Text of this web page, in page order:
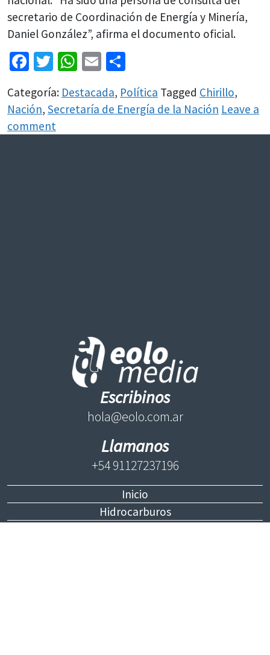
secretario de Coordinación de Energía y Minería,
Daniel González”, afirma el documento oficial.
Facebook
Twitter
WhatsApp
Email
Categoría: Destacada, Política Tagged Chirillo,
Nación, Secretaría de Energía de la Nación Leave a
comment
Escribinos
hola@eolo.com.ar
Llamanos
+54 91127237196
Inicio
Hidrocarburos